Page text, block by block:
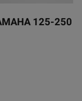
125-250